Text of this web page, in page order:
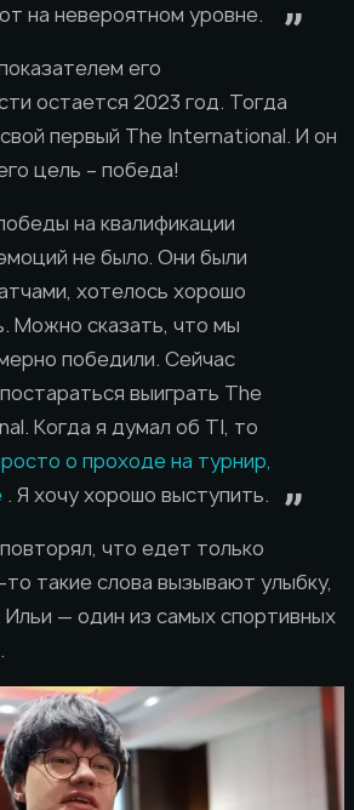
на невероятном уровне.
его
остается 2023 год. Тогда
первый The International. И он
цель – победа!
на квалификации
не было. Они были
хотелось хорошо
Можно сказать, что мы
победили. Сейчас
выиграть The
Когда я думал об TI, то
о проходе на турнир,
. Я хочу хорошо выступить.
что едет только
такие слова вызывают улыбку,
— один из самых спортивных